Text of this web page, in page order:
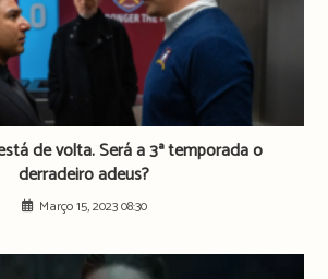
de volta. Será a 3ª temporada o
derradeiro adeus?
Março 15, 2023 08:30